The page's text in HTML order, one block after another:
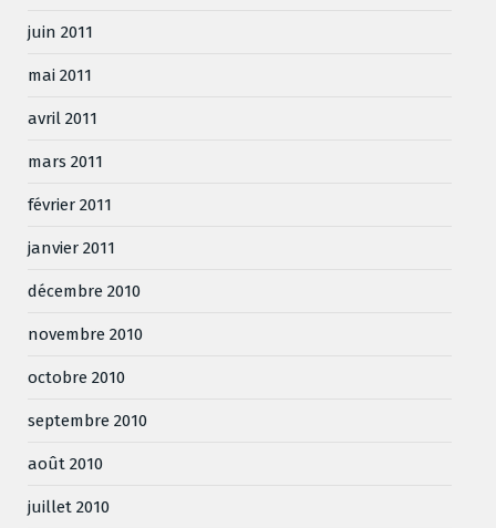
juin 2011
mai 2011
avril 2011
mars 2011
février 2011
janvier 2011
décembre 2010
novembre 2010
octobre 2010
septembre 2010
août 2010
juillet 2010